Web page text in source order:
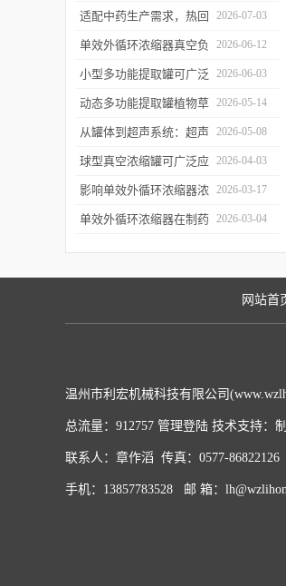
程与核心优势解析
适配中药生产需求，热回
流提取浓缩机组的应用优
势解析
2026-07-03
单效外循环浓缩器真空负
压蒸发技术的核心亮点解
析
2026-06-12
小型多功能提取罐可广泛
应用于哪些行业？
2026-06-03
动态多功能提取罐植物草
本精华萃取成套工艺流程
2026-05-14
从罐体到超声系统：超声
波提取罐的结构特点解析
2026-05-08
球型真空浓缩罐可广泛应
用于哪些行业？应用优势
有哪些？
2026-04-03
影响单效外循环浓缩器浓
缩效果、物料纯度的关键
2026-03-17
单效外循环浓缩器在制药 2026-03-04
网站首
温州市利宏机械科技有限公司
总流量：912757 管理登陆 技术支持：
联系人：章作滔 传真：0577-86822126
手机：13857783528 邮 箱：